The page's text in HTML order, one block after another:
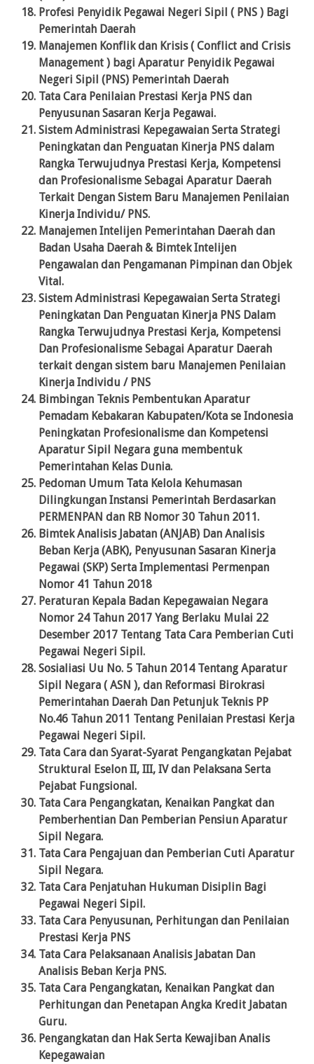
Profesi Penyidik Pegawai Negeri Sipil ( PNS ) Bagi
Pemerintah Daerah
Manajemen Konflik dan Krisis ( Conflict and Crisis
Management ) bagi Aparatur Penyidik Pegawai
Negeri Sipil (PNS) Pemerintah Daerah
Tata Cara Penilaian Prestasi Kerja PNS dan
Penyusunan Sasaran Kerja Pegawai.
Sistem Administrasi Kepegawaian Serta Strategi
Peningkatan dan Penguatan Kinerja PNS dalam
Rangka Terwujudnya Prestasi Kerja, Kompetensi
dan Profesionalisme Sebagai Aparatur Daerah
Terkait Dengan Sistem Baru Manajemen Penilaian
Kinerja Individu/ PNS.
Manajemen Intelijen Pemerintahan Daerah dan
Badan Usaha Daerah & Bimtek Intelijen
Pengawalan dan Pengamanan Pimpinan dan Objek
Vital.
Sistem Administrasi Kepegawaian Serta Strategi
Peningkatan Dan Penguatan Kinerja PNS Dalam
Rangka Terwujudnya Prestasi Kerja, Kompetensi
Dan Profesionalisme Sebagai Aparatur Daerah
terkait dengan sistem baru Manajemen Penilaian
Kinerja Individu / PNS
Bimbingan Teknis Pembentukan Aparatur
Pemadam Kebakaran Kabupaten/Kota se Indonesia
Peningkatan Profesionalisme dan Kompetensi
Aparatur Sipil Negara guna membentuk
Pemerintahan Kelas Dunia.
Pedoman Umum Tata Kelola Kehumasan
Dilingkungan Instansi Pemerintah Berdasarkan
PERMENPAN dan RB Nomor 30 Tahun 2011.
Bimtek Analisis Jabatan (ANJAB) Dan Analisis
Beban Kerja (ABK), Penyusunan Sasaran Kinerja
Pegawai (SKP) Serta Implementasi Permenpan
Nomor 41 Tahun 2018
Peraturan Kepala Badan Kepegawaian Negara
Nomor 24 Tahun 2017 Yang Berlaku Mulai 22
Desember 2017 Tentang Tata Cara Pemberian Cuti
Pegawai Negeri Sipil.
Sosialiasi Uu No. 5 Tahun 2014 Tentang Aparatur
Sipil Negara ( ASN ), dan Reformasi Birokrasi
Pemerintahan Daerah Dan Petunjuk Teknis PP
No.46 Tahun 2011 Tentang Penilaian Prestasi Kerja
Pegawai Negeri Sipil.
Tata Cara dan Syarat-Syarat Pengangkatan Pejabat
Struktural Eselon II, III, IV dan Pelaksana Serta
Pejabat Fungsional.
Tata Cara Pengangkatan, Kenaikan Pangkat dan
Pemberhentian Dan Pemberian Pensiun Aparatur
Sipil Negara.
Tata Cara Pengajuan dan Pemberian Cuti Aparatur
Sipil Negara.
Tata Cara Penjatuhan Hukuman Disiplin Bagi
Pegawai Negeri Sipil.
Tata Cara Penyusunan, Perhitungan dan Penilaian
Prestasi Kerja PNS
Tata Cara Pelaksanaan Analisis Jabatan Dan
Analisis Beban Kerja PNS.
Tata Cara Pengangkatan, Kenaikan Pangkat dan
Perhitungan dan Penetapan Angka Kredit Jabatan
Guru.
Pengangkatan dan Hak Serta Kewajiban Analis
Kepegawaian